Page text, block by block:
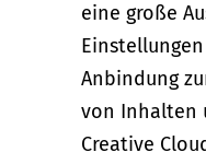
eine große
Anbindung
von Inhalten
Creative